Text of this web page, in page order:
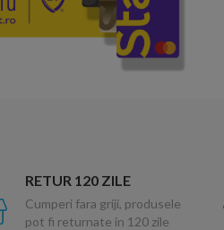
RETUR 120 ZILE
Cumperi fara griji, produsele
pot fi returnate in 120 zile